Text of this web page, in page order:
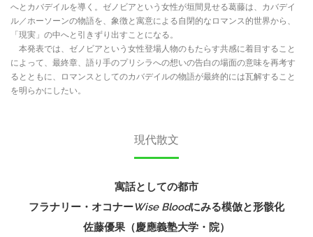
へとカバデイルを導く。ゼノビアという女性が垣間見せる葛藤は、カバデイ
ル／ホーソーンの物語を、象徴と寓意による自閉的なロマンス的世界から、
「現実」の中へと引きずり出すことになる。
本発表では、ゼノビアという女性登場人物のもたらす共感に着目すること
によって、最終章、語り手のプリシラへの想いの告白の場面の意味を再考す
るとともに、ロマンスとしてのカバデイルの物語が最終的には瓦解すること
を明らかにしたい。
現代散文
寓話としての都市
フラナリー・オコナーWise Bloodにみる模倣と形骸化
佐藤優果（慶應義塾大学・院）